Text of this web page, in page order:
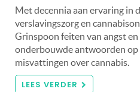
Met decennia aan ervaring in
verslavingszorg en
Grinspoon feiten van angst
onderbouwde antwoorden
misvattingen over cannabis.
LEES VERDER